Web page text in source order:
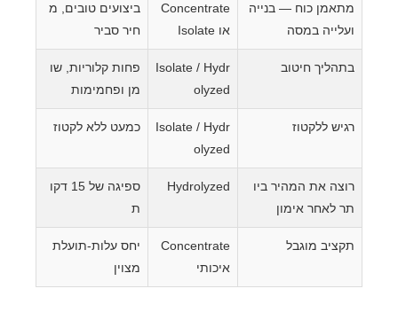
מתאמן כוח — בנייה
ועלייה במסה
Concentrate
או Isolate
ביצועים טובים, מ
חיר סביר
בתהליך חיטוב
Isolate / Hydr
olyzed
פחות קלוריות, שו
מן ופחמימות
רגיש ללקטוז
Isolate / Hydr
olyzed
כמעט ללא לקטוז
רוצה את המהיר ביו
תר לאחר אימון
Hydrolyzed
ספיגה של 15 דקו
ת
תקציב מוגבל
Concentrate
איכותי
יחס עלות-תועלת
מצוין